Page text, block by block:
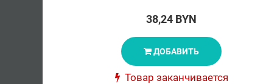
38,24 BYN
ДОБАВИТЬ
Товар заканчивается